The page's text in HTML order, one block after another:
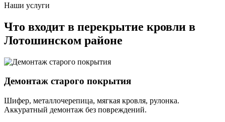
Наши услуги
Что входит в перекрытие кровли в
Лотошинском районе
Демонтаж старого покрытия
Шифер, металлочерепица, мягкая кровля, рулонка.
Аккуратный демонтаж без повреждений.